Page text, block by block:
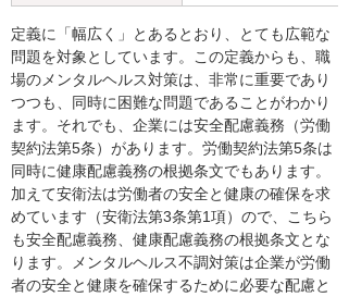
定義に「幅広く」とあるとおり、とても広範な
問題を対象としています。この定義からも、職
場のメンタルヘルス対策は、非常に重要であり
つつも、同時に困難な問題であることがわかり
ます。それでも、企業には安全配慮義務（労働
契約法第5条）があります。労働契約法第5条は
同時に健康配慮義務の根拠条文でもあります。
加えて安衛法は労働者の安全と健康の確保を求
めています（安衛法第3条第1項）ので、こちら
も安全配慮義務、健康配慮義務の根拠条文とな
ります。メンタルヘルス不調対策は企業が労働
者の安全と健康を確保するために必要な配慮と